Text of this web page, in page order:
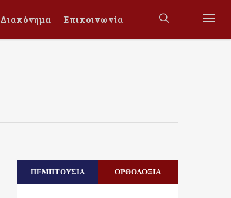
Διακόνημα Επικοινωνία
ΠΕΜΠΤΟΥΣΙΑ ΟΡΘΟΔΟΞΙΑ